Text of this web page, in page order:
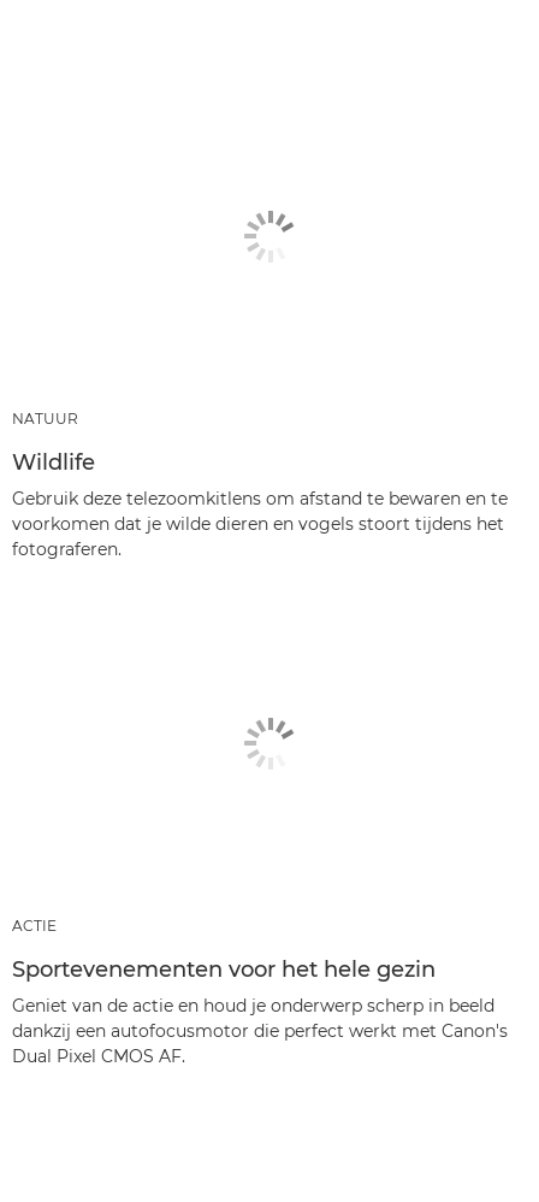
NATUUR
Wildlife
Gebruik deze telezoomkitlens om afstand te bewaren en te
voorkomen dat je wilde dieren en vogels stoort tijdens het
fotograferen.
ACTIE
Sportevenementen voor het hele gezin
Geniet van de actie en houd je onderwerp scherp in beeld
dankzij een autofocusmotor die perfect werkt met Canon's
Dual Pixel CMOS AF.